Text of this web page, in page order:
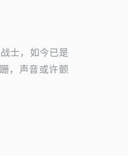
士，如今已是
，声音或许颤